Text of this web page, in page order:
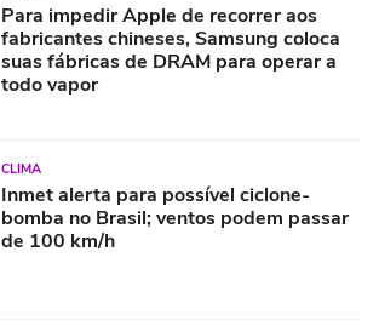
Para impedir Apple de recorrer aos
fabricantes chineses, Samsung coloca
suas fábricas de DRAM para operar a
todo vapor
CLIMA
Inmet alerta para possível ciclone-
bomba no Brasil; ventos podem passar
de 100 km/h